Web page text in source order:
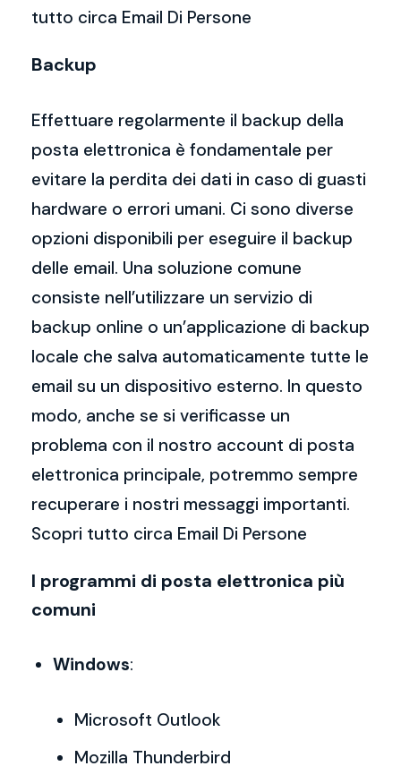
tutto circa Email Di Persone
Backup
Effettuare regolarmente il backup della
posta elettronica è fondamentale per
evitare la perdita dei dati in caso di guasti
hardware o errori umani. Ci sono diverse
opzioni disponibili per eseguire il backup
delle email. Una soluzione comune
consiste nell’utilizzare un servizio di
backup online o un’applicazione di backup
locale che salva automaticamente tutte le
email su un dispositivo esterno. In questo
modo, anche se si verificasse un
problema con il nostro account di posta
elettronica principale, potremmo sempre
recuperare i nostri messaggi importanti.
Scopri tutto circa Email Di Persone
I programmi di posta elettronica più
comuni
Windows:
Microsoft Outlook
Mozilla Thunderbird